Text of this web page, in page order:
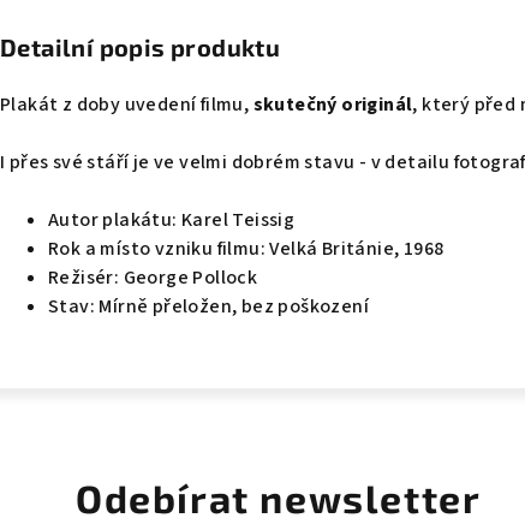
Detailní popis produktu
Plakát z doby uvedení filmu,skutečný originál, který před
I přes své stáří je ve velmi dobrém stavu - v detailu
Autor plakátu: Karel Teissig
Rok a místo vzniku filmu: Velká Británie, 1968
Režisér: George Pollock
Stav: Mírně přeložen, bez poškození
Odebírat newsletter